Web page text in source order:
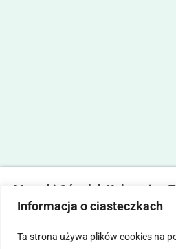
Informacja o ciasteczkach
Ta strona używa plików cookies na
Marecki Ośrodek Kultury im.
ul. Fabryczna 2, 05-270 Marki